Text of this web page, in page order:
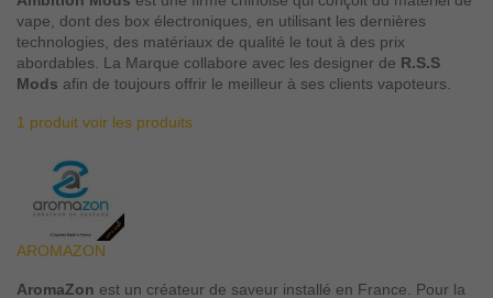
vape, dont des box électroniques, en utilisant les dernières
technologies, des matériaux de qualité le tout à des prix
abordables. La Marque collabore avec les designer de R.S.S
Mods afin de toujours offrir le meilleur à ses clients vapoteurs.
1 produit voir les produits
AROMAZON
AromaZon est un créateur de saveur installé en France. Pour la